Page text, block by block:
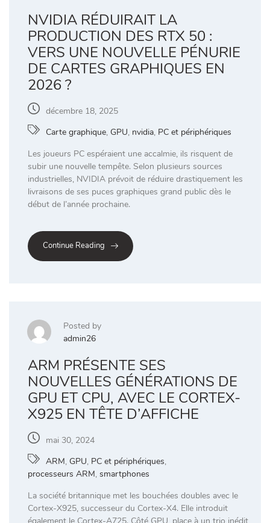
NVIDIA RÉDUIRAIT LA
PRODUCTION DES RTX 50 :
VERS UNE NOUVELLE PÉNURIE
DE CARTES GRAPHIQUES EN
2026 ?
décembre 18, 2025
Carte graphique, GPU, nvidia, PC et périphériques
Les joueurs PC espéraient une accalmie, ils risquent de
subir une nouvelle tempête. Selon plusieurs sources
industrielles, NVIDIA prévoit de réduire drastiquement les
livraisons de ses puces graphiques grand public dès le
début de l’année prochaine.
Continue Reading
Posted by
admin26
ARM PRÉSENTE SES
NOUVELLES GÉNÉRATIONS DE
GPU ET CPU, AVEC LE CORTEX-
X925 EN TÊTE D’AFFICHE
mai 30, 2024
ARM, GPU, PC et périphériques,
processeurs ARM, smartphones
La société britannique met les bouchées doubles avec le
Cortex-X925, successeur du Cortex-X4. Elle introduit
également le Cortex-A725. Côté GPU, place à un trio inédit,